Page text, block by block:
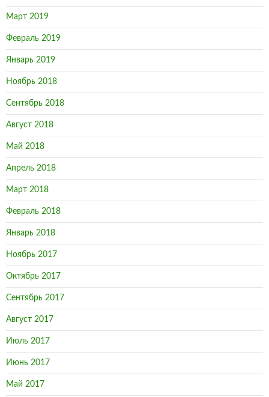
Март 2019
Февраль 2019
Январь 2019
Ноябрь 2018
Сентябрь 2018
Август 2018
Май 2018
Апрель 2018
Март 2018
Февраль 2018
Январь 2018
Ноябрь 2017
Октябрь 2017
Сентябрь 2017
Август 2017
Июль 2017
Июнь 2017
Май 2017